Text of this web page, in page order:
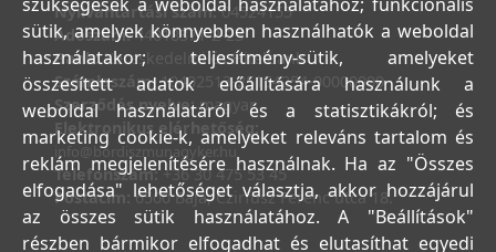
Nyilvántartási szám:04524155
Adószám:44018371-2-23
Bank:Kereskedelmi és Hitelbank
Számlaszám:10402513-25154254-00000000
Szerződés nyelve:magyar
Elektronikus elérhetőség:
info@bordiszmunagyker.hu
Telefonszám: +36 30 475 53 45
Postacím:6500 Baja, Czirfusz Ferenc utca 18.
sütik, amelyek könnyebben használhatók a weboldal
használatakor; teljesítmény-sütik, amelyeket
összesített adatok előállítására használunk a
weboldal használatáról és a statisztikákról; és
marketing cookie-k, amelyeket releváns tartalom és
reklám megjelenítésére használnak. Ha az "Összes
elfogadása" lehetőséget választja, akkor hozzájárul
az összes sütik használatához. A "Beállítások"
részben bármikor elfogadhat és elutasíthat egyedi